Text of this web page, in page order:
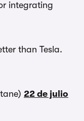
integrating
than Tesla.
22 de julio